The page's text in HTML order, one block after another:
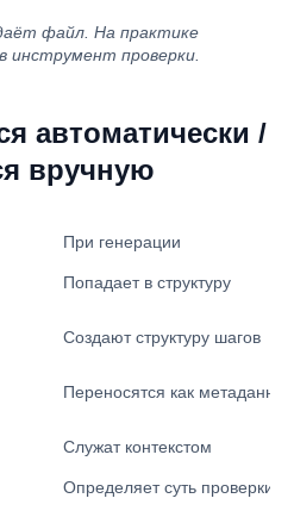
файл. На практике
инструмент проверки.
автоматически /
вручную
При генерации
Попадает в структуру
Создают структуру шагов
Переносятся как
Служат контекстом